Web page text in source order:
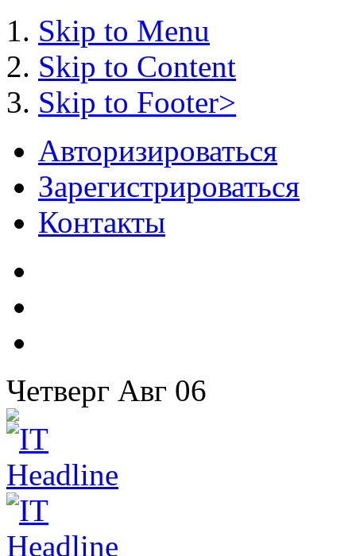
Skip to Menu
Skip to Content
Skip to Footer>
Авторизироваться
Зарегистрироваться
Контакты
Четверг Авг 06